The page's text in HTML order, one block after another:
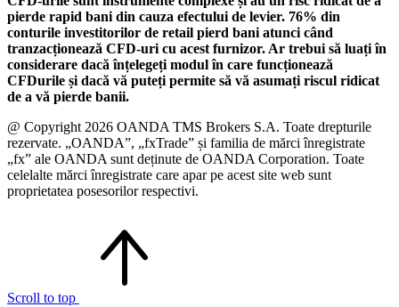
pierde rapid bani din cauza efectului de levier. 76% din
conturile investitorilor de retail pierd bani atunci când
tranzacționează CFD-uri cu acest furnizor. Ar trebui să luați în
considerare dacă înțelegeți modul în care funcționează
CFDurile și dacă vă puteți permite să vă asumați riscul ridicat
de a vă pierde banii.
@ Copyright 2026 OANDA TMS Brokers S.A. Toate drepturile
rezervate. „OANDA”, „fxTrade” și familia de mărci înregistrate
„fx” ale OANDA sunt deținute de OANDA Corporation. Toate
celelalte mărci înregistrate care apar pe acest site web sunt
proprietatea posesorilor respectivi.
Scroll to top